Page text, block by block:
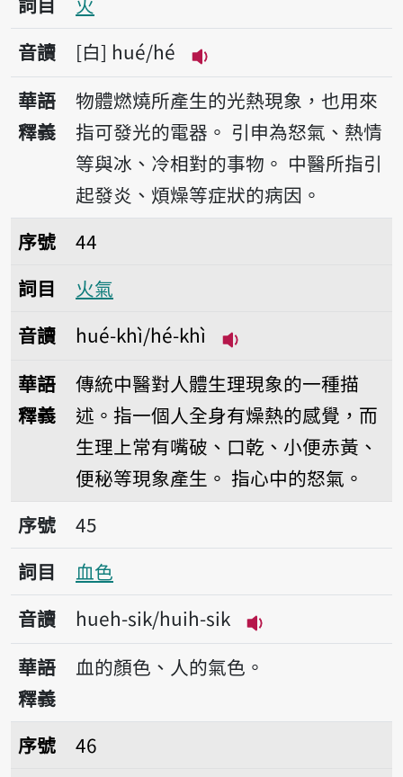
音讀
白 hué/hé
播放音讀hué/hé
華語
釋義
物體燃燒所產生的光熱現象，也用來
指可發光的電器。 引申為怒氣、熱情
等與冰、冷相對的事物。 中醫所指引
起發炎、煩燥等症狀的病因。
序號44火氣
序號
44
詞目
火氣
音讀
hué-khì/hé-khì
華語
釋義
傳統中醫對人體生理現象的一種描
述。指一個人全身有燥熱的感覺，而
生理上常有嘴破、口乾、小便赤黃、
便秘等現象產生。 指心中的怒氣。
序號45血色
序號
45
詞目
血色
音讀
hueh-sik/huih-sik
播放音讀hueh-
華語
釋義
血的顏色、人的氣色。
序號46昏
序號
46